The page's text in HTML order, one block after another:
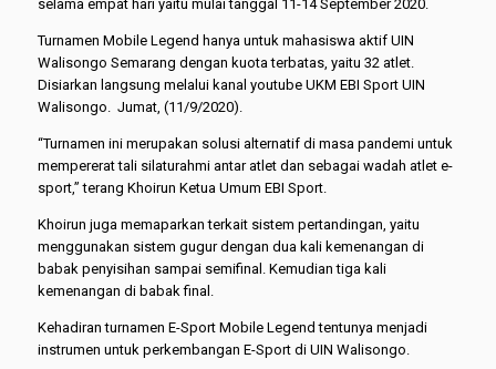
selama empat hari yaitu mulai tanggal 11-14 September 2020.
Turnamen Mobile Legend hanya untuk mahasiswa aktif UIN
Walisongo Semarang dengan kuota terbatas, yaitu 32 atlet.
Disiarkan langsung melalui kanal youtube UKM EBI Sport UIN
Walisongo. Jumat, (11/9/2020).
“Turnamen ini merupakan solusi alternatif di masa pandemi untuk
mempererat tali silaturahmi antar atlet dan sebagai wadah atlet e-
sport,” terang Khoirun Ketua Umum EBI Sport.
Khoirun juga memaparkan terkait sistem pertandingan, yaitu
menggunakan sistem gugur dengan dua kali kemenangan di
babak penyisihan sampai semifinal. Kemudian tiga kali
kemenangan di babak final.
Kehadiran turnamen E-Sport Mobile Legend tentunya menjadi
instrumen untuk perkembangan E-Sport di UIN Walisongo.